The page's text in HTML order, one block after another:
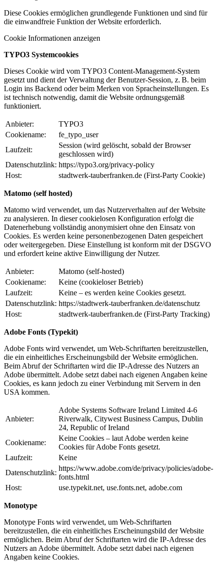
Diese Cookies ermöglichen grundlegende Funktionen und sind für
die einwandfreie Funktion der Website erforderlich.
Cookie Informationen anzeigen
TYPO3 Systemcookies
Dieses Cookie wird vom TYPO3 Content-Management-System
gesetzt und dient der Verwaltung der Benutzer-Session, z. B. beim
Login ins Backend oder beim Merken von Spracheinstellungen. Es
ist technisch notwendig, damit die Website ordnungsgemäß
funktioniert.
Anbieter:
TYPO3
Cookiename:
fe_typo_user
Laufzeit:
Session (wird gelöscht, sobald der Browser
geschlossen wird)
Datenschutzlink: https://typo3.org/privacy-policy
Host:
stadtwerk-tauberfranken.de (First-Party Cookie)
Matomo (self hosted)
Matomo wird verwendet, um das Nutzerverhalten auf der Website
zu analysieren. In dieser cookielosen Konfiguration erfolgt die
Datenerhebung vollständig anonymisiert ohne den Einsatz von
Cookies. Es werden keine personenbezogenen Daten gespeichert
oder weitergegeben. Diese Einstellung ist konform mit der DSGVO
und erfordert keine aktive Einwilligung der Nutzer.
Anbieter:
Matomo (self-hosted)
Cookiename:
Keine (cookieloser Betrieb)
Laufzeit:
Keine – es werden keine Cookies gesetzt.
Datenschutzlink: https://stadtwerk-tauberfranken.de/datenschutz
Host:
stadtwerk-tauberfranken.de (First-Party Tracking)
Adobe Fonts (Typekit)
Adobe Fonts wird verwendet, um Web-Schriftarten bereitzustellen,
die ein einheitliches Erscheinungsbild der Website ermöglichen.
Beim Abruf der Schriftarten wird die IP-Adresse des Nutzers an
Adobe übermittelt. Adobe setzt dabei nach eigenen Angaben keine
Cookies, es kann jedoch zu einer Verbindung mit Servern in den
USA kommen.
Anbieter:
Adobe Systems Software Ireland Limited 4-6
Riverwalk, Citywest Business Campus, Dublin
24, Republic of Ireland
Cookiename:
Keine Cookies – laut Adobe werden keine
Cookies für Adobe Fonts gesetzt.
Laufzeit:
Keine
Datenschutzlink:
https://www.adobe.com/de/privacy/policies/adobe-
fonts.html
Host:
use.typekit.net, use.fonts.net, adobe.com
Monotype
Monotype Fonts wird verwendet, um Web-Schriftarten
bereitzustellen, die ein einheitliches Erscheinungsbild der Website
ermöglichen. Beim Abruf der Schriftarten wird die IP-Adresse des
Nutzers an Adobe übermittelt. Adobe setzt dabei nach eigenen
Angaben keine Cookies.